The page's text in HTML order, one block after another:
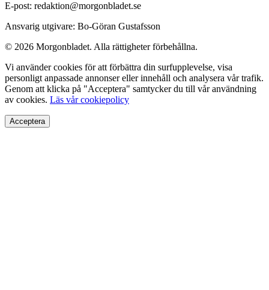
E-post: redaktion@morgonbladet.se
Ansvarig utgivare: Bo-Göran Gustafsson
© 2026 Morgonbladet. Alla rättigheter förbehållna.
Vi använder cookies för att förbättra din surfupplevelse, visa
personligt anpassade annonser eller innehåll och analysera vår trafik.
Genom att klicka på "Acceptera" samtycker du till vår användning
av cookies. Läs vår cookiepolicy
Acceptera